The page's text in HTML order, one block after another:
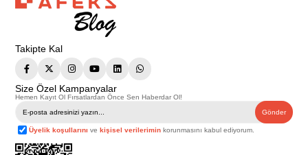
Takipte Kal
Size Özel Kampanyalar
Hemen Kayıt Ol Fırsatlardan Önce Sen Haberdar Ol!
Gönder
Üyelik koşullarını vekişisel verilerimin korunmasını kabul ediyorum.